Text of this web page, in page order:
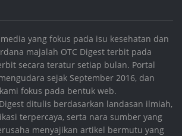
yang fokus pada isu kesehatan dan
majalah OTC Digest terbit pada
secara teratur setiap bulan. Portal
sejak September 2016, dan
fokus pada bentuk web.
ditulis berdasarkan landasan ilmiah,
terpercaya, serta nara sumber yang
menyajikan artikel bermutu yang